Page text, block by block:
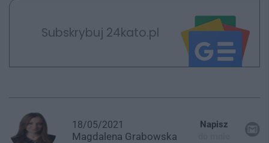
Subskrybuj 24kato.pl
18/05/2021
Magdalena Grabowska
Napisz